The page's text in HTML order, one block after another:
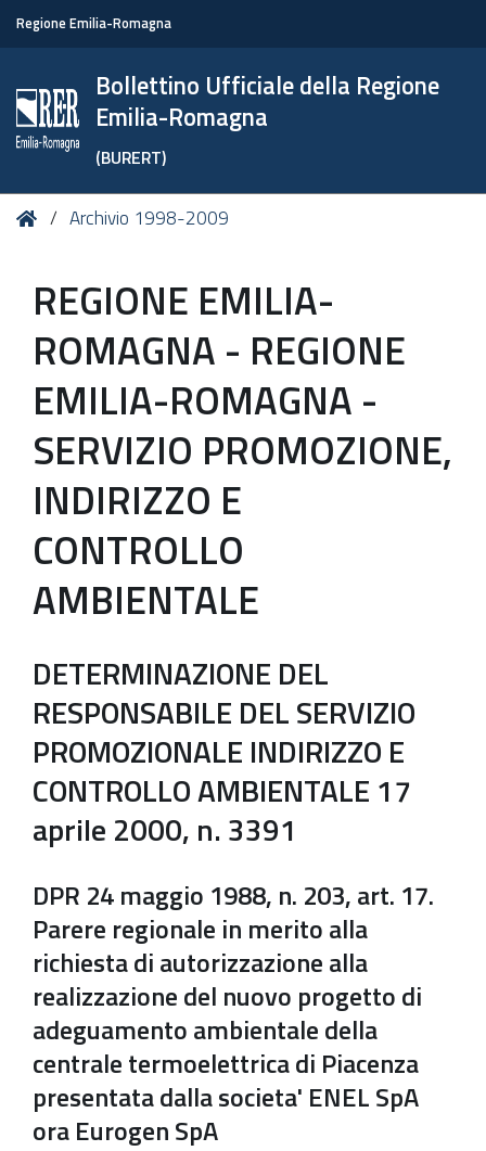
Regione Emilia-Romagna
Bollettino Ufficiale della Regione
Emilia-Romagna
(BURERT)
Tu HomeArchivio 1998-2009
REGIONE EMILIA-
ROMAGNA - REGIONE
EMILIA-ROMAGNA -
SERVIZIO PROMOZIONE,
INDIRIZZO E
CONTROLLO
AMBIENTALE
DETERMINAZIONE DEL
RESPONSABILE DEL SERVIZIO
PROMOZIONALE INDIRIZZO E
CONTROLLO AMBIENTALE 17
aprile 2000, n. 3391
DPR 24 maggio 1988, n. 203, art. 17.
Parere regionale in merito alla
richiesta di autorizzazione alla
realizzazione del nuovo progetto di
adeguamento ambientale della
centrale termoelettrica di Piacenza
presentata dalla societa' ENEL SpA
ora Eurogen SpA